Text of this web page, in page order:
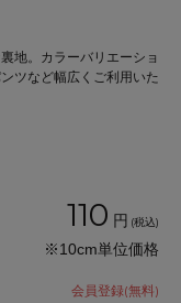
地。カラーバリエーショ
ツなど幅広くご利用いた
110 円 (税込)
※10cm単位価格
会員登録(無料)